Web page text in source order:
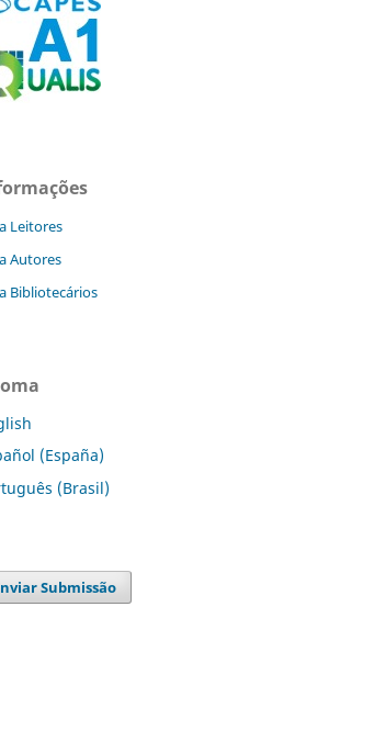
Leitores
Autores
Bibliotecários
(España)
(Brasil)
Submissão